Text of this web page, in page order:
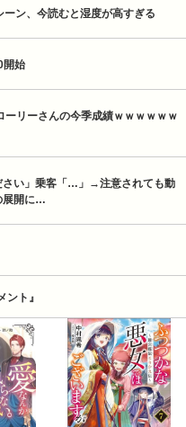
ーン、今読むと湿度が高すぎる
開始
ーリーさんの今季成績ｗｗｗｗｗｗ
さい」乗客「…」→注意されても動
展開に…
ト』